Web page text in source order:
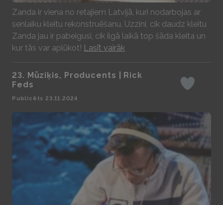
Play
Zanda ir viena no retajiem Latvijā, kuri nodarbojas ar
senlaiku kleitu rekonstruēšanu. Uzzini, cik daudz kleitu
Zanda jau ir pabeigusi, cik ilgā laikā top šāda kleita un
kur tās var aplūkot! Lasīt vairāk
23. Mūziķis, Producents | Rick
Feds
Publicēts 23.11.2024
Iepatikas